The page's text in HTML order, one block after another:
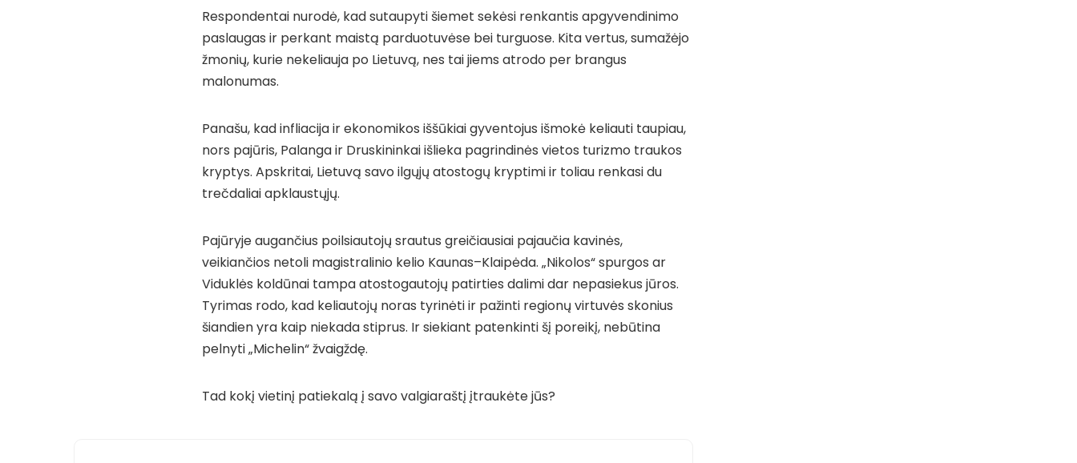
Respondentai nurodė, kad sutaupyti šiemet sekėsi renkantis apgyvendinimo
paslaugas ir perkant maistą parduotuvėse bei turguose. Kita vertus, sumažėjo
žmonių, kurie nekeliauja po Lietuvą, nes tai jiems atrodo per brangus
malonumas.
Panašu, kad infliacija ir ekonomikos iššūkiai gyventojus išmokė keliauti taupiau,
nors pajūris, Palanga ir Druskininkai išlieka pagrindinės vietos turizmo traukos
kryptys. Apskritai, Lietuvą savo ilgųjų atostogų kryptimi ir toliau renkasi du
trečdaliai apklaustųjų.
Pajūryje augančius poilsiautojų srautus greičiausiai pajaučia kavinės,
veikiančios netoli magistralinio kelio Kaunas–Klaipėda. „Nikolos“ spurgos ar
Viduklės koldūnai tampa atostogautojų patirties dalimi dar nepasiekus jūros.
Tyrimas rodo, kad keliautojų noras tyrinėti ir pažinti regionų virtuvės skonius
šiandien yra kaip niekada stiprus. Ir siekiant patenkinti šį poreikį, nebūtina
pelnyti „Michelin“ žvaigždę.
Tad kokį vietinį patiekalą į savo valgiaraštį įtraukėte jūs?